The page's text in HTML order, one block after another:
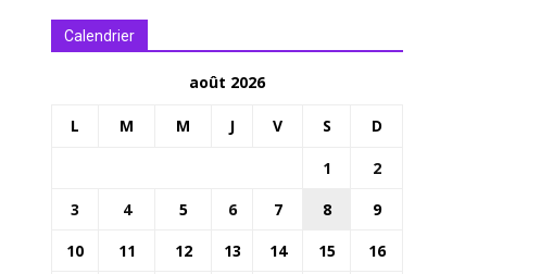
Calendrier
août 2026
L M M J V S D
1
2
3
4 5 6 7 8
9
10
11 12 13 14 15
16